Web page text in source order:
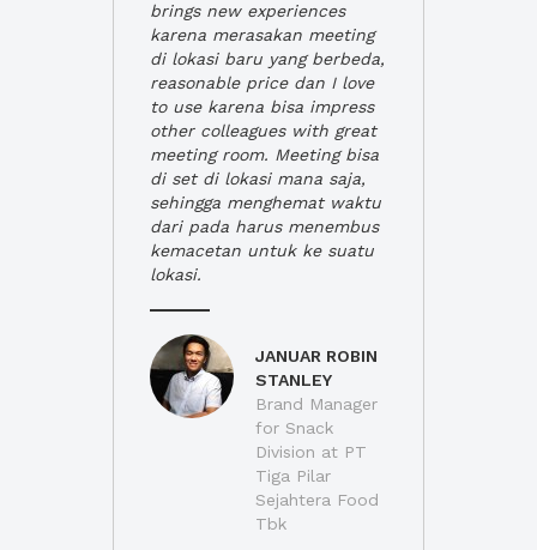
brings new experiences
karena merasakan meeting
di lokasi baru yang berbeda,
reasonable price dan I love
to use karena bisa impress
other colleagues with great
meeting room. Meeting bisa
di set di lokasi mana saja,
sehingga menghemat waktu
dari pada harus menembus
kemacetan untuk ke suatu
lokasi.
JANUAR ROBIN
STANLEY
Brand Manager
for Snack
Division at PT
Tiga Pilar
Sejahtera Food
Tbk